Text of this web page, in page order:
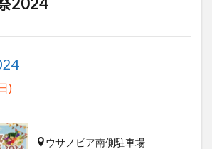
)
ウサノピア南側駐車場